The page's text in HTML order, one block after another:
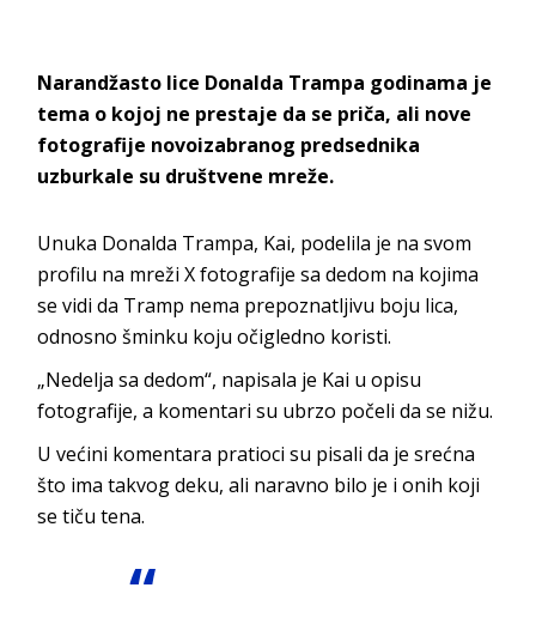
Narandžasto lice Donalda Trampa godinama je
tema o kojoj ne prestaje da se priča, ali nove
fotografije novoizabranog predsednika
uzburkale su društvene mreže.
Unuka Donalda Trampa, Kai, podelila je na svom
profilu na mreži X fotografije sa dedom na kojima
se vidi da Tramp nema prepoznatljivu boju lica,
odnosno šminku koju očigledno koristi.
„Nedelja sa dedom“, napisala je Kai u opisu
fotografije, a komentari su ubrzo počeli da se nižu.
U većini komentara pratioci su pisali da je srećna
što ima takvog deku, ali naravno bilo je i onih koji
se tiču tena.